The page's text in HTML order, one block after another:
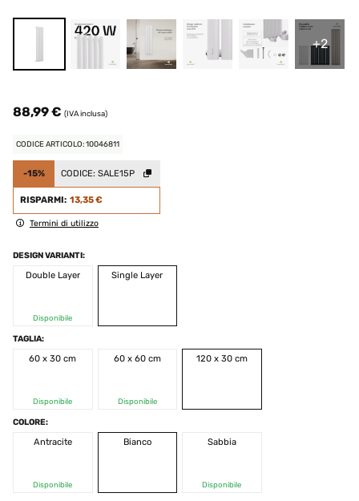
+2
88,99 € (IVA inclusa)
CODICE ARTICOLO: 10046811
-15% CODICE: SALE15P
RISPARMI: 13,35 €
Termini di utilizzo
DESIGN VARIANTI:
Double Layer
Disponibile
Single Layer
TAGLIA:
60 x 30 cm
Disponibile
60 x 60 cm
Disponibile
120 x 30 cm
COLORE:
Antracite
Disponibile
Bianco Sabbia
Disponibile